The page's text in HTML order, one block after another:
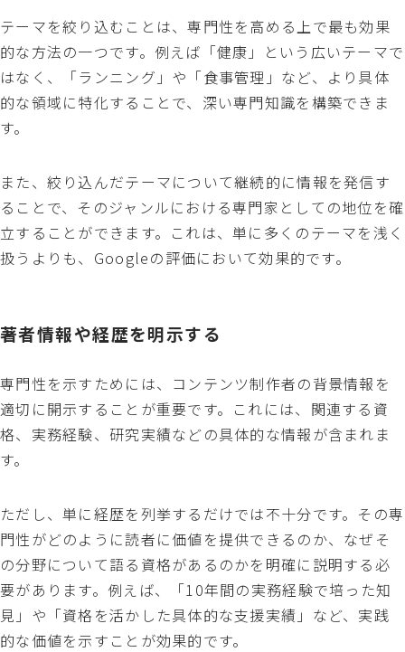
テーマを絞り込むことは、専門性を高める上で最も効果
的な方法の一つです。例えば「健康」という広いテーマで
はなく、「ランニング」や「食事管理」など、より具体
的な領域に特化することで、深い専門知識を構築できま
す。
また、絞り込んだテーマについて継続的に情報を発信す
ることで、そのジャンルにおける専門家としての地位を確
立することができます。これは、単に多くのテーマを浅く
扱うよりも、Googleの評価において効果的です。
著者情報や経歴を明示する
専門性を示すためには、コンテンツ制作者の背景情報を
適切に開示することが重要です。これには、関連する資
格、実務経験、研究実績などの具体的な情報が含まれま
す。
ただし、単に経歴を列挙するだけでは不十分です。その専
門性がどのように読者に価値を提供できるのか、なぜそ
の分野について語る資格があるのかを明確に説明する必
要があります。例えば、「10年間の実務経験で培った知
見」や「資格を活かした具体的な支援実績」など、実践
的な価値を示すことが効果的です。